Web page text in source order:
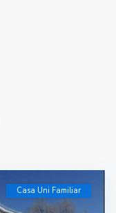
Casa Uni Familiar